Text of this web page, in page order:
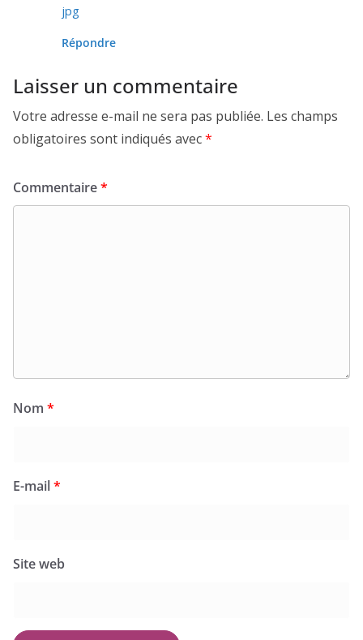
jpg
Répondre
Laisser un commentaire
Votre adresse e-mail ne sera pas publiée. Les champs
obligatoires sont indiqués avec*
Commentaire*
Nom *
E-mail*
Site web